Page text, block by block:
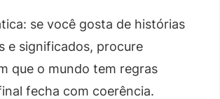
se você gosta de histórias
e significados, procure
que o mundo tem regras
fecha com coerência.